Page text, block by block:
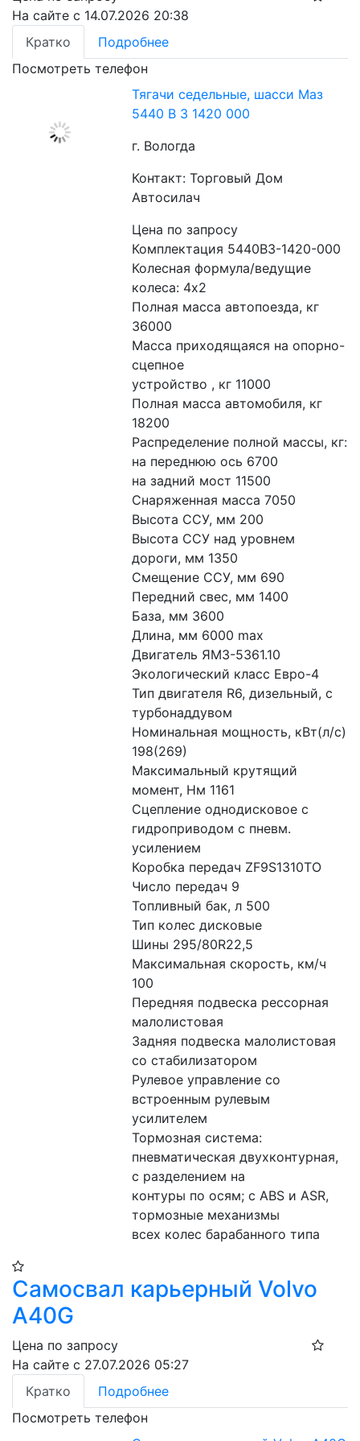
На сайте с 14.07.2026 20:38
Кратко
Подробнее
Посмотреть телефон
Тягачи седельные, шасси Маз
5440 В 3 1420 000
г. Вологда
Контакт: Торговый Дом
Автосилач
Цена по запросу
Комплектация 5440В3-1420-000
Колесная формула/ведущие
колеса: 4x2
Полная масса автопоезда, кг
36000
Масса приходящаяся на опорно-
сцепное
устройство , кг 11000
Полная масса автомобиля, кг
18200
Распределение полной массы, кг:
на переднюю ось 6700
на задний мост 11500
Снаряженная масса 7050
Высота ССУ, мм 200
Высота ССУ над уровнем
дороги, мм 1350
Смещение ССУ, мм 690
Передний свес, мм 1400
База, мм 3600
Длина, мм 6000 max
Двигатель ЯМЗ-5361.10
Экологический класс Евро-4
Тип двигателя R6, дизельный, с
турбонаддувом
Номинальная мощность, кВт(л/с)
198(269)
Максимальный крутящий
момент, Нм 1161
Сцепление однодисковое с
гидроприводом с пневм.
усилением
Коробка передач ZF9S1310TO
Число передач 9
Топливный бак, л 500
Тип колес дисковые
Шины 295/80R22,5
Максимальная скорость, км/ч
100
Передняя подвеска рессорная
малолистовая
Задняя подвеска малолистовая
со стабилизатором
Рулевое управление со
встроенным рулевым
усилителем
Тормозная система:
пневматическая двухконтурная,
с разделением на
контуры по осям; с ABS и ASR,
тормозные механизмы
всех колес барабанного типа
Самосвал карьерный Volvo
A40G
Цена по запросу
На сайте с 27.07.2026 05:27
Кратко
Подробнее
Посмотреть телефон